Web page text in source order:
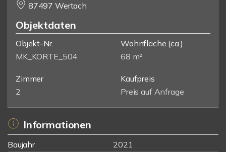
87497 Wertach
Objektdaten
Objekt-Nr.
MK_KORTE_504
Wohnfläche (ca.)
68 m²
Zimmer
2
Kaufpreis
Preis auf Anfrage
Informationen
Baujahr
2021